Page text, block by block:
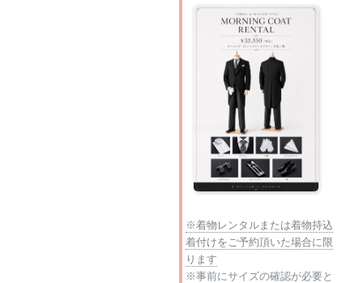
※着物レンタルまたは着物持込
着付けをご予約頂いた場合に限
ります
※事前にサイズの確認が必要と